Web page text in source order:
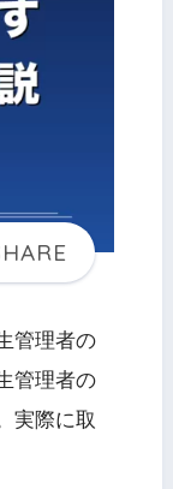
管理者の
管理者の
実際に取